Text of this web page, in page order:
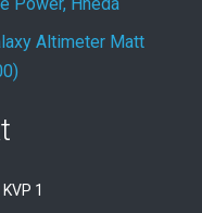
Altimeter Matt
1